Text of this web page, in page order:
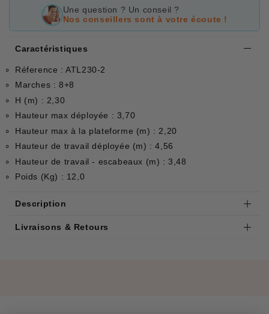
Une question ? Un conseil ?
Nos conseillers sont à votre écoute !
Caractéristiques
Réference : ATL230-2
Marches : 8+8
H (m) : 2,30
Hauteur max déployée : 3,70
Hauteur max à la plateforme (m) : 2,20
Hauteur de travail déployée (m) : 4,56
Hauteur de travail - escabeaux (m) : 3,48
Poids (Kg) : 12,0
Description
Livraisons & Retours